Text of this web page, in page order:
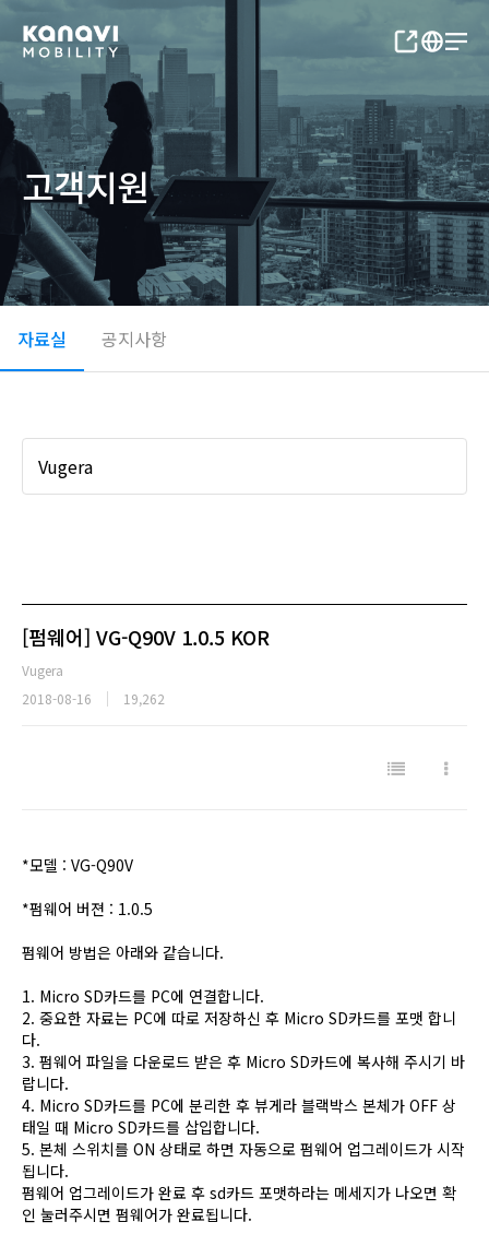
고객지원
자료실 공지사항
Vugera
[펌웨어] VG-Q90V 1.0.5 KOR
Vugera
2018-08-16
19,262
*모델 : VG-Q90V
*펌웨어 버젼 : 1.0.5
펌웨어 방법은 아래와 같습니다.
1. Micro SD카드를 PC에 연결합니다.
2. 중요한 자료는 PC에 따로 저장하신 후 Micro SD카드를 포맷 합니
다.
3. 펌웨어 파일을 다운로드 받은 후 Micro SD카드에 복사해 주시기 바
랍니다.
4. Micro SD카드를 PC에 분리한 후 뷰게라 블랙박스 본체가 OFF 상
태일 때 Micro SD카드를 삽입합니다.
5. 본체 스위치를 ON 상태로 하면 자동으로 펌웨어 업그레이드가 시작
됩니다.
펌웨어 업그레이드가 완료 후 sd카드 포맷하라는 메세지가 나오면 확
인 눌러주시면 펌웨어가 완료됩니다.